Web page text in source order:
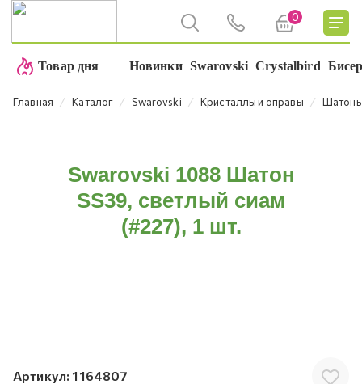
0
Товар дня Новинки Swarovski Crystalbird
Главная ⁄ Каталог ⁄ Swarovski ⁄ Кристаллы и оправы ⁄
Swarovski 1088 Шатон
SS39, светлый сиам
(#227), 1 шт.
Артикул: 1164807